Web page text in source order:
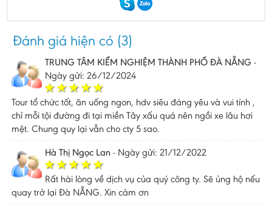
Đánh giá hiện có (3)
TRUNG TÂM KIỂM NGHIỆM THÀNH PHỐ ĐÀ NẴNG -
Ngày gửi: 26/12/2024
Tour tổ chức tốt, ăn uống ngon, hdv siêu đáng yêu và vui tính ,
chỉ mỗi tội đường đi tại miền Tây xấu quá nên ngồi xe lâu hơi
mệt. Chung quy lại vẫn cho cty 5 sao.
Hà Thị Ngọc Lan - Ngày gửi: 21/12/2022
Rất hài lòng về dịch vụ của quý công ty. Sẽ ủng hộ nếu
quay trở lại Đà NẴNG. Xin cảm ơn